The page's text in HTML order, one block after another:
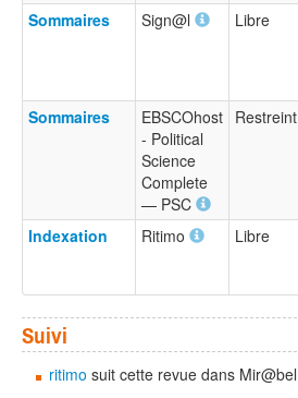
Sommaires Sign@l Libre
Sommaires
EBSCOhost
- Political
Science
Complete
— PSC
Restreint
Indexation Ritimo Libre
Suivi
ritimo suit cette revue dans Mir@bel